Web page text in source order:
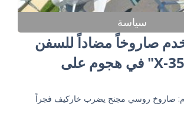
سياسة
صاروخاً مضاداً للسفن
من طراز "X-35" في هجوم على
صاروخ روسي مجنح يضرب خاركيف فجراً